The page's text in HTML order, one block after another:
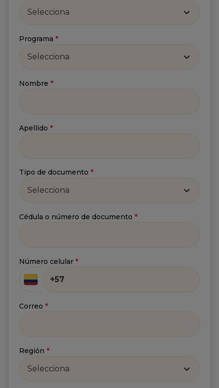
Suscríbete a nuestro
Recibe lo más reciente en tu correo
Nombre*
Correo*
informaciónyAviso de privacidad.*
Selecciona
Programa *
Selecciona
Nombre *
Apellido *
Tipo de documento *
Selecciona
Cédula o número de documento *
Número celular *
Correo *
Región *
Selecciona